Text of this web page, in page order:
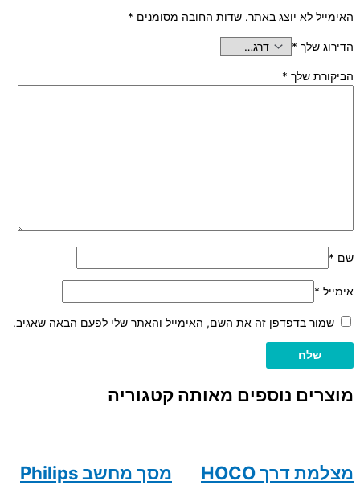
האימייל לא יוצג באתר. שדות החובה מסומנים *
הדירוג שלך *
הביקורת שלך *
שם *
אימייל *
שמור בדפדפן זה את השם, האימייל והאתר שלי לפעם הבאה שאגיב.
מוצרים נוספים מאותה קטגוריה
מצלמת דרך HOCO
מסך מחשב Philips